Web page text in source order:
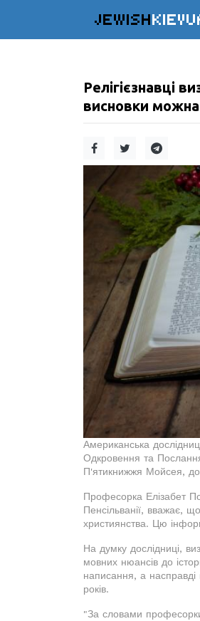
JEWISH
Релігієзнавці
висновки
Американська
Одкровення та
П'ятикнижжя Мойсея, до
Професорка Елізабет
Пенсільванії, вважає,
християнства. Цю
На думку дослідниці,
мовних нюансів до
написання, а насправді
років.
"За словами